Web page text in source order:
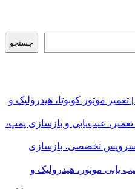
جستجو
موتور کوبوتا، هیدرولیک و
تعمیر، عیب‌یابی و بازسازی پمپ،
| سرویس تخصصی، بازسازی
یابی موتور، هیدرولیک و